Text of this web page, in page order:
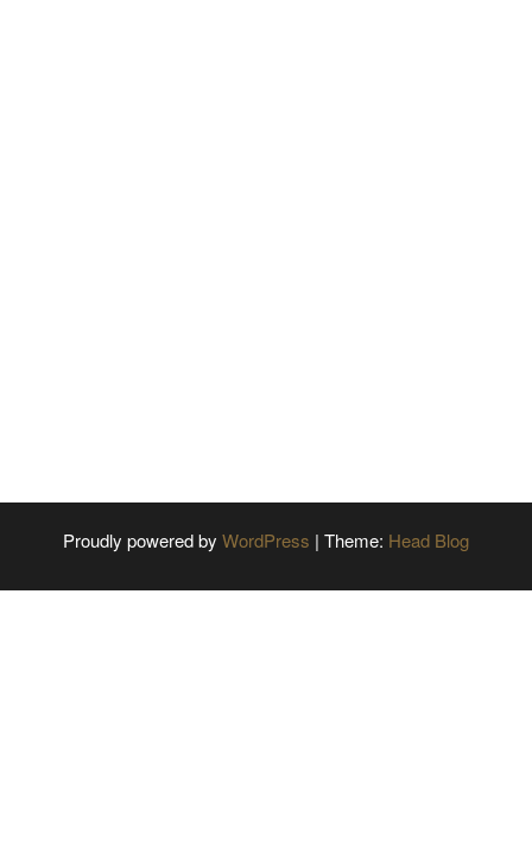
Proudly powered by WordPress | Theme: Head Blog